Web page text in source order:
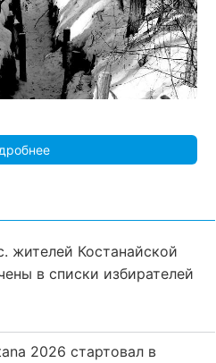
жителей Костанайской
в списки избирателей
2026 стартовал в